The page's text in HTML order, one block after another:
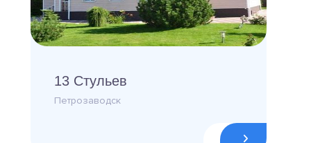
13 Стульев
Петрозаводск